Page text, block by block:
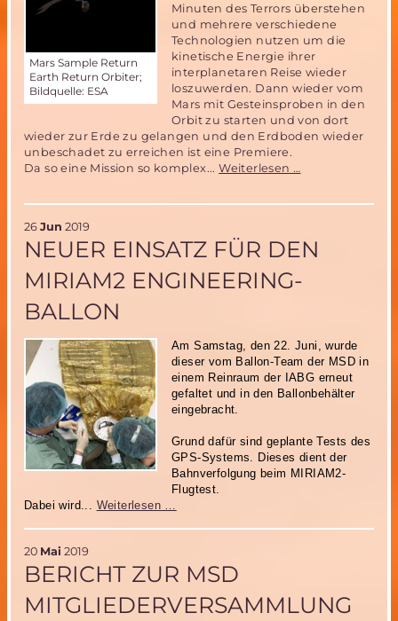
Mars Sample Return
Earth Return Orbiter;
Bildquelle: ESA
Minuten des Terrors überstehen
und mehrere verschiedene
Technologien nutzen um die
kinetische Energie ihrer
interplanetaren Reise wieder
loszuwerden. Dann wieder vom
Mars mit Gesteinsproben in den
Orbit zu starten und von dort
wieder zur Erde zu gelangen und den Erdboden wieder
unbeschadet zu erreichen ist eine Premiere.
Da so eine Mission so komplex...Weiterlesen …
wird
26 Jun 2019
NEUER EINSATZ FÜR DEN
MIRIAM2 ENGINEERING-
BALLON
Am Samstag, den 22. Juni
, wurde
dieser vom Ballon-Team der MSD in
einem Reinraum der IABG erneut
gefaltet und in den Ballonbehälter
eingebracht.
Grund dafür sind geplante Tests des
GPS-Systems. Dieses dient der
Bahnverfolgung beim MIRIAM2-
Flugtest.
Dabei wird... Weiterlesen …
MIRIAM2
Engineering-
Ballon
20 Mai 2019
BERICHT ZUR MSD
MITGLIEDERVERSAMMLUNG